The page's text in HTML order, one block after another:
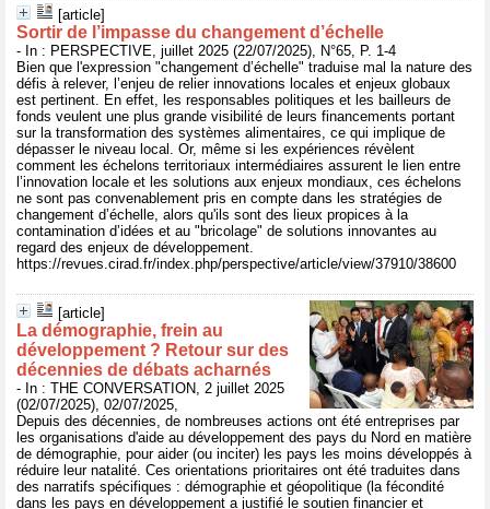
[article]
Sortir de l’impasse du changement d’échelle
- In : PERSPECTIVE, juillet 2025 (22/07/2025), N°65, P. 1-4
Bien que l'expression "changement d’échelle" traduise mal la nature des
défis à relever, l’enjeu de relier innovations locales et enjeux globaux
est pertinent. En effet, les responsables politiques et les bailleurs de
fonds veulent une plus grande visibilité de leurs financements portant
sur la transformation des systèmes alimentaires, ce qui implique de
dépasser le niveau local. Or, même si les expériences révèlent
comment les échelons territoriaux intermédiaires assurent le lien entre
l’innovation locale et les solutions aux enjeux mondiaux, ces échelons
ne sont pas convenablement pris en compte dans les stratégies de
changement d’échelle, alors qu'ils sont des lieux propices à la
contamination d’idées et au "bricolage" de solutions innovantes au
regard des enjeux de développement.
https://revues.cirad.fr/index.php/perspective/article/view/37910/38600
[article]
La démographie, frein au
développement ? Retour sur des
décennies de débats acharnés
- In : THE CONVERSATION, 2 juillet 2025
(02/07/2025), 02/07/2025,
Depuis des décennies, de nombreuses actions ont été entreprises par
les organisations d'aide au développement des pays du Nord en matière
de démographie, pour aider (ou inciter) les pays les moins développés à
réduire leur natalité. Ces orientations prioritaires ont été traduites dans
des narratifs spécifiques : démographie et géopolitique (la fécondité
dans les pays en développement a justifié le soutien financier et